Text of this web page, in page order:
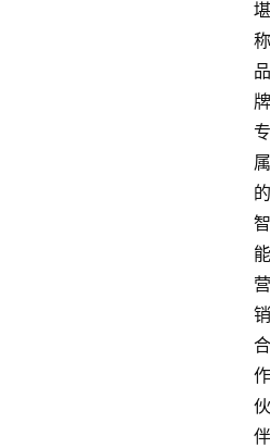
堪
称
品
牌
专
属
的
智
能
营
销
合
作
伙
伴